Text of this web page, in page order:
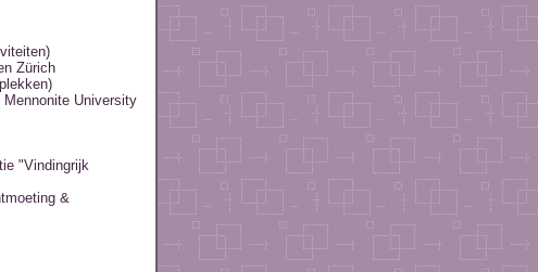
Zürich
University
"Vindingrijk
&